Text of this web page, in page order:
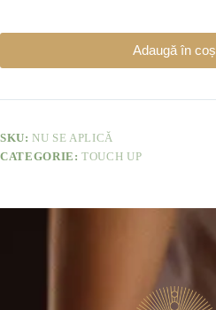
Adaugă în coș
SKU: NU SE APLICĂ
CATEGORIE:TOUCH UP